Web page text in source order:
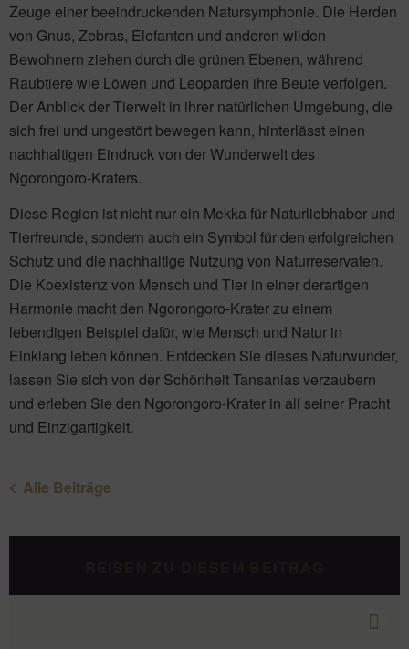
Zeuge einer beeindruckenden Natursymphonie. Die Herden
von Gnus, Zebras, Elefanten und anderen wilden
Bewohnern ziehen durch die grünen Ebenen, während
Raubtiere wie Löwen und Leoparden ihre Beute verfolgen.
Der Anblick der Tierwelt in ihrer natürlichen Umgebung, die
sich frei und ungestört bewegen kann, hinterlässt einen
nachhaltigen Eindruck von der Wunderwelt des
Ngorongoro-Kraters.
Diese Region ist nicht nur ein Mekka für Naturliebhaber und
Tierfreunde, sondern auch ein Symbol für den erfolgreichen
Schutz und die nachhaltige Nutzung von Naturreservaten.
Die Koexistenz von Mensch und Tier in einer derartigen
Harmonie macht den Ngorongoro-Krater zu einem
lebendigen Beispiel dafür, wie Mensch und Natur in
Einklang leben können. Entdecken Sie dieses Naturwunder,
lassen Sie sich von der Schönheit Tansanias verzaubern
und erleben Sie den Ngorongoro-Krater in all seiner Pracht
und Einzigartigkeit.
Alle Beiträge